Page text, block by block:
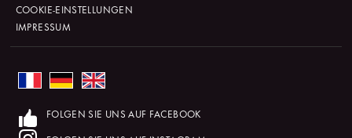
COOKIE-EINSTELLUNGEN
IMPRESSUM
FOLGEN SIE UNS AUF FACEBOOK